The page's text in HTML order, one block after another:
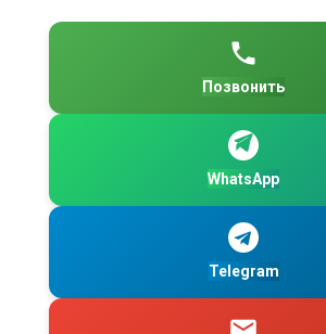
Позвонить
WhatsApp
Telegram